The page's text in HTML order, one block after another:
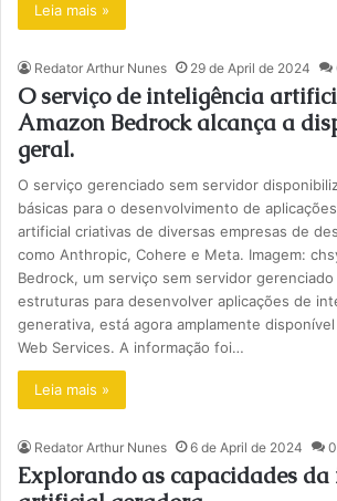
Leia mais »
Redator Arthur Nunes 29 de April de 2024
O serviço de inteligência
Amazon Bedrock alcança a
geral.
O serviço gerenciado sem servidor
básicas para o desenvolvimento de
artificial criativas de diversas empresas de
como Anthropic, Cohere e Meta. Imagem:
Bedrock, um serviço sem servidor
estruturas para desenvolver aplicações de
generativa, está agora amplamente
Web Services. A informação foi…
Leia mais »
Redator Arthur Nunes 6 de April de 2024 0
Explorando as capacidades